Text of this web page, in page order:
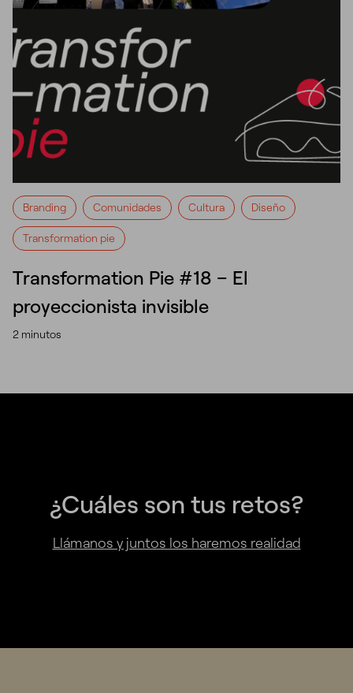
Branding Comunidades Cultura Diseño
Transformation pie
Transformation Pie #18 – El
proyeccionista invisible
2 minutos
¿Cuáles son tus retos?
Llámanos y juntos los haremos realidad